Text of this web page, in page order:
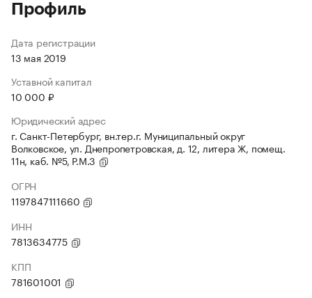
Профиль
Дата регистрации
13 мая 2019
Уставной капитал
10 000 ₽
Юридический адрес
г. Санкт-Петербург, вн.тер.г. Муниципальный округ
Волковское, ул. Днепропетровская, д. 12, литера Ж, помещ.
11н, каб. №5, Р.М.3
ОГРН
1197847111660
ИНН
7813634775
КПП
781601001